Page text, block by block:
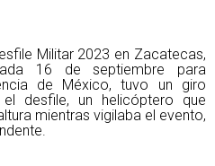
Militar 2023 en Zacatecas,
16 de septiembre para
de México, tuvo un giro
desfile, un helicóptero que
mientras vigilaba el evento,